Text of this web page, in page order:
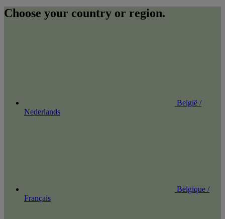
Choose your country or region.
België /
Nederlands
Belgique /
Français